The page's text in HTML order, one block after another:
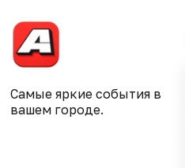
Самые яркие события в
вашем городе.